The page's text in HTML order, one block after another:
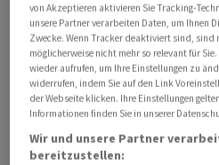
Der Chef des in Düsseldorf
bekräftigte auch die Absicht,
Ukraine mit der Produktion
"Das kann schnell gehen, es
von Akzeptieren aktivieren Sie Tracking-
unsere Partner verarbeiten Daten, um Ihnen
Zwecke. Wenn Tracker deaktiviert sind, sind
möglicherweise nicht mehr so relevant für
wieder aufrufen, um Ihre Einstellungen zu
widerrufen, indem Sie auf den Link
der Webseite klicken. Ihre Einstellungen
Informationen finden Sie in unserer
Wir und unsere Partner
bereitzustellen: